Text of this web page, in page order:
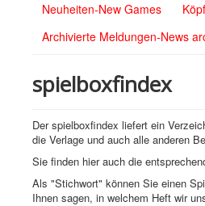
Neuheiten-New Games
Archivierte Meldungen-News
spielboxfindex
Der spielboxfindex liefert ein
die Verlage und auch alle anderen
Sie finden hier auch die
Als "Stichwort" können Sie einen
Ihnen sagen, in welchem Heft wir